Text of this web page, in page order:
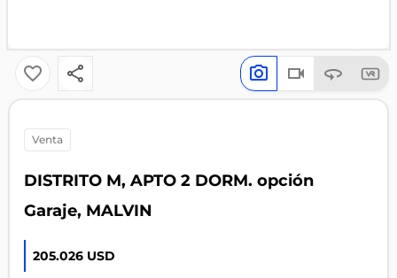
venta
DISTRITO M, APTO 2 DORM. opción
Garaje, MALVIN
205.026 USD